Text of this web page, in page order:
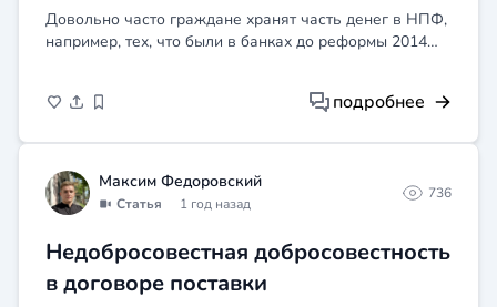
Довольно часто граждане хранят часть денег в НПФ,
например, тех, что были в банках до реформы 2014
часть ср...
подробнее
Максим Федоровский
Статья 1 год назад
736
Недобросовестная добросовестность
в договоре поставки